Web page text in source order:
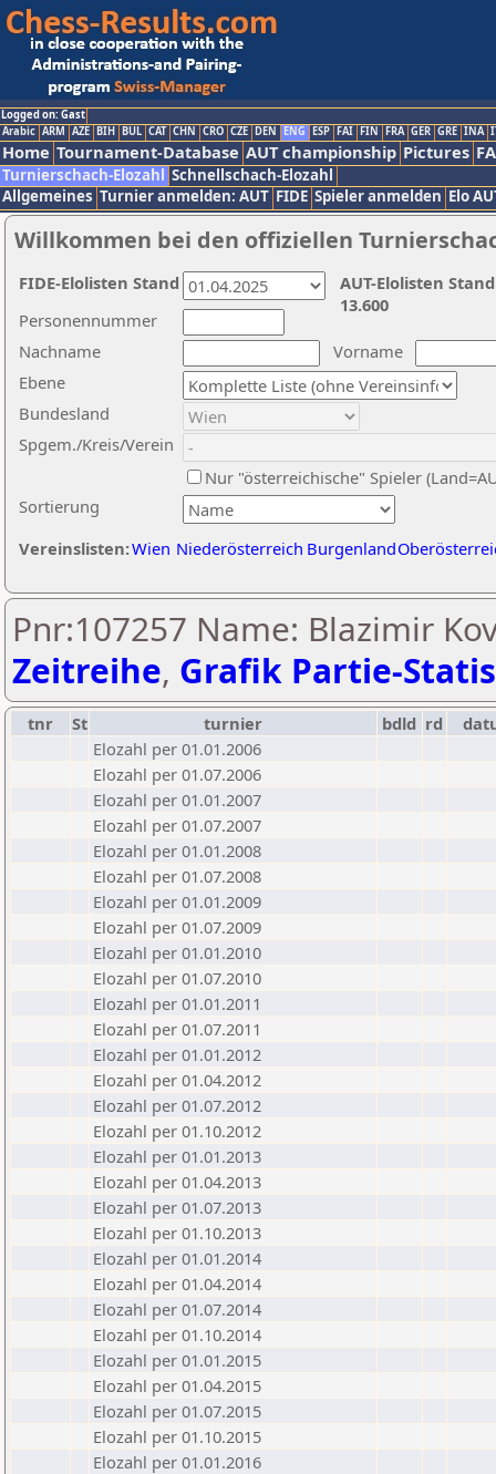
Logged on: Gast
Arabic ARM AZE BIH BUL CAT CHN CRO CZE DEN ENG ESP FAI FIN FRA GER GRE INA
Home Tournament-Database AUT championship Pictures
Turnierschach-Elozahl Schnellschach-Elozahl
Allgemeines Turnier anmelden: AUT FIDE Spieler anmelden Elo
Willkommen bei den offiziellen
Nachname
Vorname
Ebene
Sortierung
Personennummer
Bundesland
Spgem./Kreis/Verein
Nur "österreichische" Spieler
Vereinslisten:Wien Niederösterreich Burgenland
AUT-Elolisten
13.600
FIDE-Elolisten Stand
Pnr:107257 Name: Blazimir
Zeitreihe, Grafik Partie-
tnr St turnier bdld rd
Elozahl per 01.01.2006
Elozahl per 01.07.2006
Elozahl per 01.01.2007
Elozahl per 01.07.2007
Elozahl per 01.01.2008
Elozahl per 01.07.2008
Elozahl per 01.01.2009
Elozahl per 01.07.2009
Elozahl per 01.01.2010
Elozahl per 01.07.2010
Elozahl per 01.01.2011
Elozahl per 01.07.2011
Elozahl per 01.01.2012
Elozahl per 01.04.2012
Elozahl per 01.07.2012
Elozahl per 01.10.2012
Elozahl per 01.01.2013
Elozahl per 01.04.2013
Elozahl per 01.07.2013
Elozahl per 01.10.2013
Elozahl per 01.01.2014
Elozahl per 01.04.2014
Elozahl per 01.07.2014
Elozahl per 01.10.2014
Elozahl per 01.01.2015
Elozahl per 01.04.2015
Elozahl per 01.07.2015
Elozahl per 01.10.2015
Elozahl per 01.01.2016